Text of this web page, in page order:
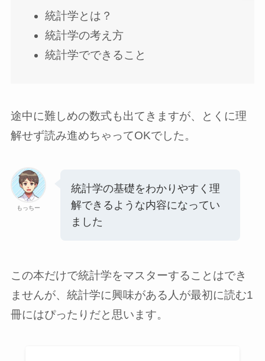
統計学とは？
統計学の考え方
統計学でできること
途中に難しめの数式も出てきますが、とくに理
解せず読み進めちゃってOKでした。
もっちー
統計学の基礎をわかりやすく理
解できるような内容になってい
ました
この本だけで統計学をマスターすることはでき
ませんが、統計学に興味がある人が最初に読む1
冊にはぴったりだと思います。